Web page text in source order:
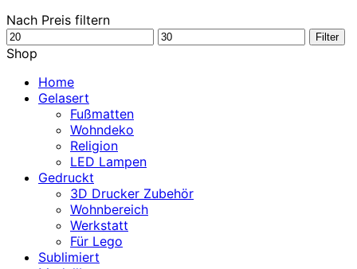
Nach Preis filtern
Min.
Preis
Max.
Filter
Shop
Home
Gelasert
Fußmatten
Wohndeko
Religion
LED Lampen
Gedruckt
3D Drucker Zubehör
Wohnbereich
Werkstatt
Für Lego
Sublimiert